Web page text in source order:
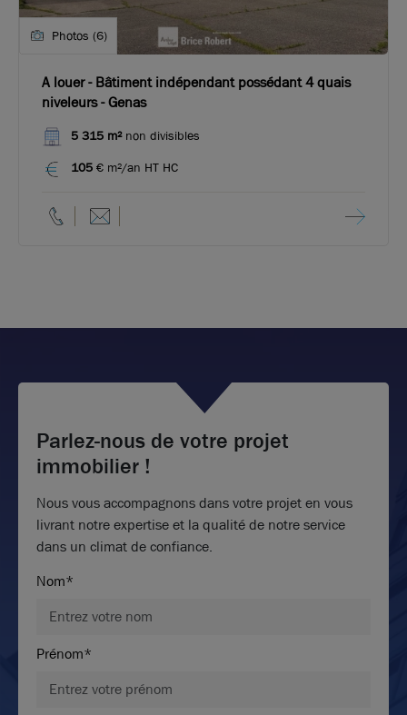
Photos (6)
A louer - Bâtiment indépendant possédant 4 quais
niveleurs - Genas
5 315 m²non divisibles
105 € m²/an HT HC
Parlez-nous de votre projet
immobilier !
Nous vous accompagnons dans votre projet en vous
livrant notre expertise et la qualité de notre service
dans un climat de confiance.
Nom*
Prénom*